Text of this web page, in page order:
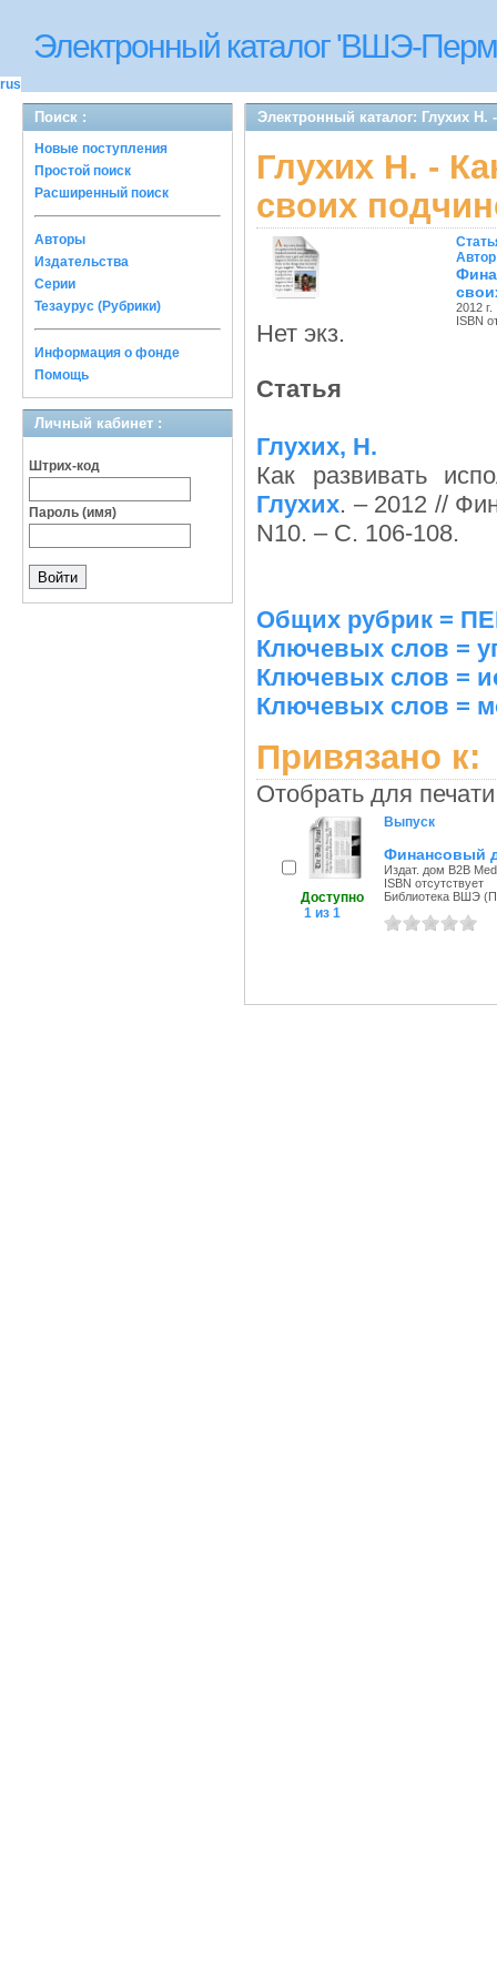
Электронный каталог 'ВШЭ-
rus
Поиск :
Новые поступления
Простой поиск
Расширенный поиск
Авторы
Издательства
Серии
Тезаурус (Рубрики)
Информация о фонде
Помощь
Личный кабинет :
Штрих-код
Пароль (имя)
Электронный каталог: Глухих
Глухих Н. -
своих
Нет экз.
2012 г.
ISBN
Статья
Глухих, Н.
Как развивать
Глухих. – 2012 //
N10. – С. 106-108.
Общих рубрик =
Ключевых слов =
Ключевых слов =
Ключевых слов =
Привязано к:
Отобрать для
Доступно
1 из 1
Выпуск
Финансовый
Издат. дом B2B
ISBN отсутствует
Библиотека ВШЭ